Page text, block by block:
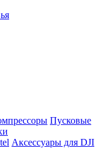
Пусковые
Аксессуары для DJI